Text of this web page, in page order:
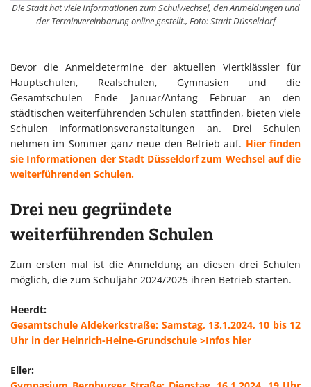
Die Stadt hat viele Informationen zum Schulwechsel, den Anmeldungen und
der Terminvereinbarung online gestellt., Foto: Stadt Düsseldorf
Bevor die Anmeldetermine der aktuellen Viertklässler für
Hauptschulen, Realschulen, Gymnasien und die
Gesamtschulen Ende Januar/Anfang Februar an den
städtischen weiterführenden Schulen stattfinden, bieten viele
Schulen Informationsveranstaltungen an. Drei Schulen
nehmen im Sommer ganz neue den Betrieb auf. Hier finden
sie Informationen der Stadt Düsseldorf zum Wechsel auf die
weiterführenden Schulen.
Drei neu gegründete
weiterführenden Schulen
Zum ersten mal ist die Anmeldung an diesen drei Schulen
möglich, die zum Schuljahr 2024/2025 ihren Betrieb starten.
Heerdt:
Gesamtschule Aldekerkstraße: Samstag, 13.1.2024, 10 bis 12
Uhr in der Heinrich-Heine-Grundschule >Infos hier
Eller: